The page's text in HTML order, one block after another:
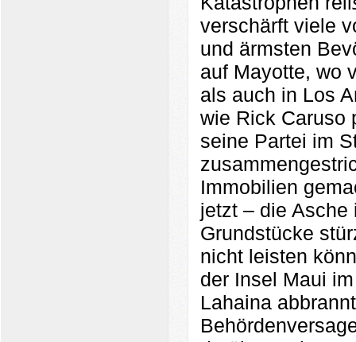
verschärft viele
und ärmsten
auf Mayotte, wo
als auch in Los
wie Rick Caruso
seine Partei im
Immobilien
jetzt – die
Grundstücke
nicht leisten
der Insel Maui
Lahaina